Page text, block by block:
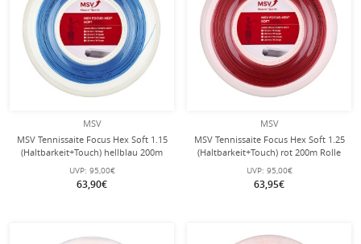
MSV
MSV Tennissaite Focus Hex Soft 1.15
(Haltbarkeit+Touch) hellblau 200m
Rolle
UVP: 95,00€
63,90€
MSV
MSV Tennissaite Focus Hex Soft 1.25
(Haltbarkeit+Touch) rot 200m Rolle
UVP: 95,00€
63,95€